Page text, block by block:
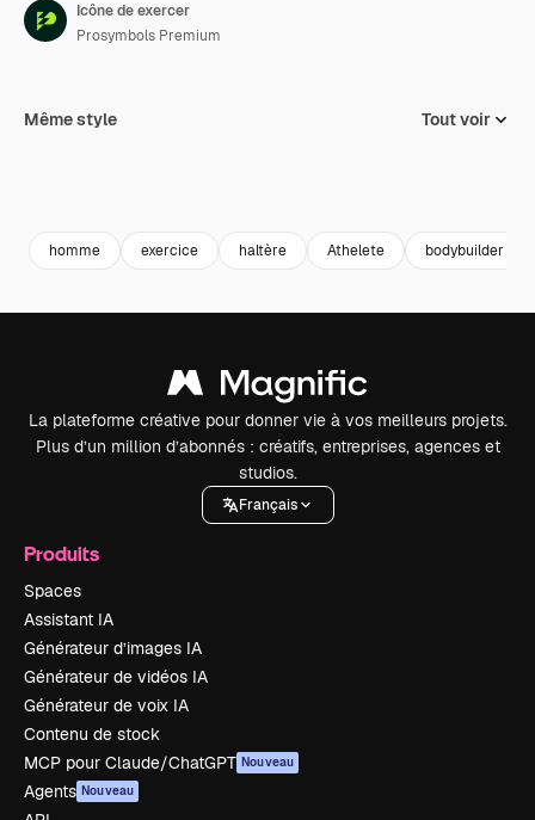
Icône de exercer
Prosymbols Premium
Même style Tout voir
homme exercice haltère Athelete bodybuilder
La plateforme créative pour donner vie à vos meilleurs projets.
Plus d’un million d’abonnés : créatifs, entreprises, agences et
studios.
Français
Produits
Spaces
Assistant IA
Générateur d’images IA
Générateur de vidéos IA
Générateur de voix IA
Contenu de stock
MCP pour Claude/ChatGPT Nouveau
Agents Nouveau